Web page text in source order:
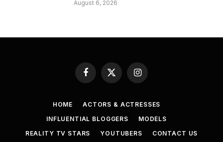
August 6, 2026
Facebook
X
(Twitter)
Instagram
HOME
ACTORS & ACTRESSES
INFLUENTIAL BLOGGERS
MODELS
REALITY TV STARS
YOUTUBERS CONTACT US